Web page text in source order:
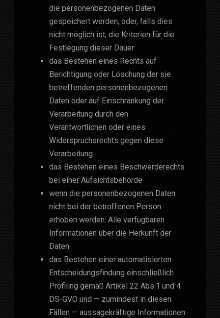
die personenbezogenen Daten
gespeichert werden, oder, falls dies
nicht möglich ist, die Kriterien für die
Festlegung dieser Dauer
das Bestehen eines Rechts auf
Berichtigung oder Löschung der sie
betreffenden personenbezogenen
Daten oder auf Einschränkung der
Verarbeitung durch den
Verantwortlichen oder eines
Widerspruchsrechts gegen diese
Verarbeitung
das Bestehen eines Beschwerderechts
bei einer Aufsichtsbehörde
wenn die personenbezogenen Daten
nicht bei der betroffenen Person
erhoben werden: Alle verfügbaren
Informationen über die Herkunft der
Daten
das Bestehen einer automatisierten
Entscheidungsfindung einschließlich
Profiling gemäß Artikel 22 Abs.1 und 4
DS-GVO und — zumindest in diesen
Fällen — aussagekräftige Informationen